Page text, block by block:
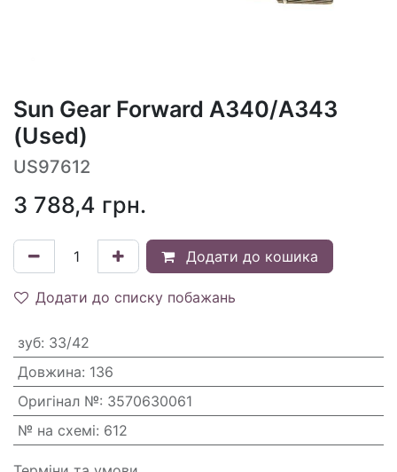
Sun Gear Forward A340/A343
(Used)
US97612
3 788,4 грн.
Додати до кошика
Додати до списку побажань
зуб: 33/42
Довжина: 136
Оригінал №: 3570630061
№ на схемі: 612